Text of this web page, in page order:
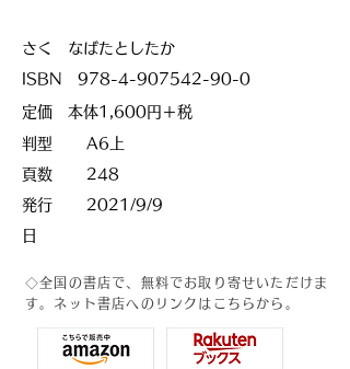
さく なばたとしたか
ISBN
978-4-907542-90-0
定価 本体1,600円＋税
判型
頁数
発行
日
A6上
248
2021/9/9
◇全国の書店で、無料でお取り寄せいただけま
す。 ネット書店へのリンクはこちらから。